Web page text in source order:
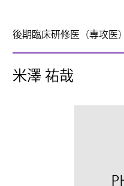
後期臨床研修医（専攻医）
米澤 祐哉